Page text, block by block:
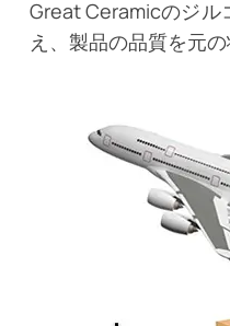
Great Ceramicのジル
え、製品の品質を元